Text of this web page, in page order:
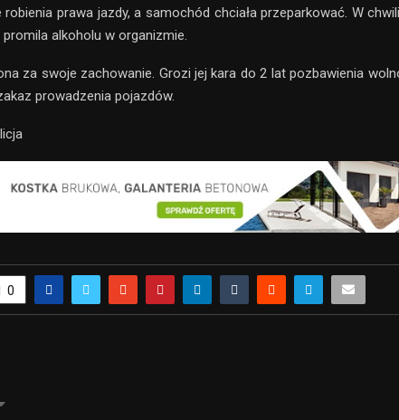
prawa jazdy, a samochód chciała przeparkować. W
promila alkoholu w organizmie.
za swoje zachowanie. Grozi jej kara do 2 lat pozbawienia
prowadzenia pojazdów.
0